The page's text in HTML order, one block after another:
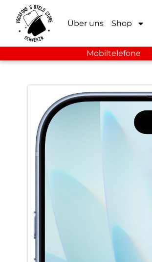
Über uns Shop
Mobiltelefone